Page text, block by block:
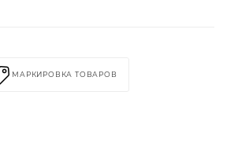
МАРКИРОВКА ТОВАРОВ